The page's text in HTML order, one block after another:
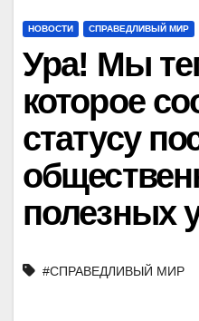
НОВОСТИ СПРАВЕДЛИВЫЙ МИР
Ура! Мы
которое
статусу
полезных
#СПРАВЕДЛИВЫЙ МИР